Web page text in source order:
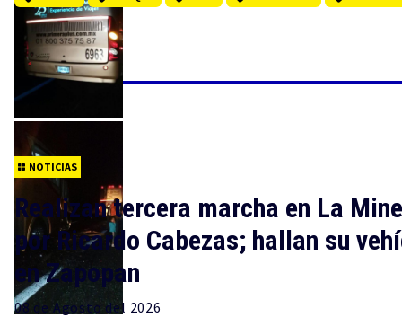
NOTICIAS
Realizan tercera marcha en La
por Ricardo Cabezas; hallan su
en Zapopan
08 de Agosto del 2026